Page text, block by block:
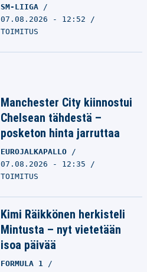
SM-LIIGA
07.08.2026 - 12:52
TOIMITUS
Manchester City kiinnostui
Chelsean tähdestä –
posketon hinta jarruttaa
EUROJALKAPALLO
07.08.2026 - 12:35
TOIMITUS
Kimi Räikkönen herkisteli
Mintusta – nyt vietetään
isoa päivää
FORMULA 1